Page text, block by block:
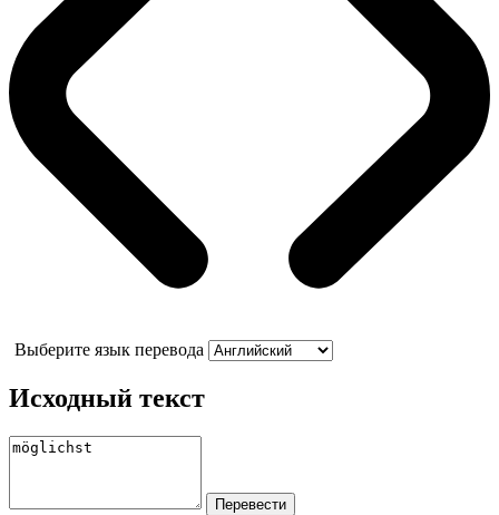
Выберите язык перевода
Исходный текст